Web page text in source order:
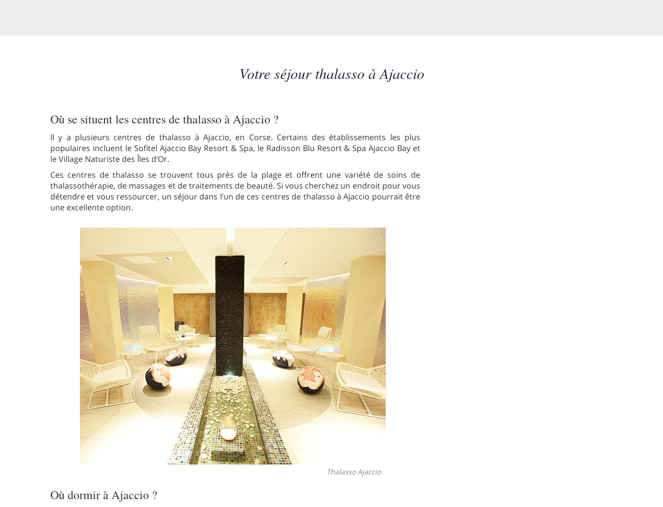
Votre séjour thalasso à Ajaccio
Où se situent les centres de thalasso à Ajaccio ?
Il y a plusieurs centres de thalasso à Ajaccio, en Corse. Certains des établissements les plus
populaires incluent le Sofitel Ajaccio Bay Resort & Spa, le Radisson Blu Resort & Spa Ajaccio Bay et
le Village Naturiste des Îles d’Or.
Ces centres de thalasso se trouvent tous près de la plage et offrent une variété de soins de
thalassothérapie, de massages et de traitements de beauté. Si vous cherchez un endroit pour vous
détendre et vous ressourcer, un séjour dans l’un de ces centres de thalasso à Ajaccio pourrait être
une excellente option.
Thalasso Ajaccio
Où dormir à Ajaccio ?